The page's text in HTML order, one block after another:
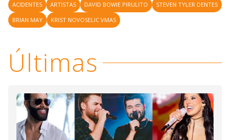
ACIDENTES ARTISTAS DAVID BOWIE PIRULITO
STEVEN TYLER DENTES
BRIAN MAY
KRIST NOVOSELIC VMAS
Últimas